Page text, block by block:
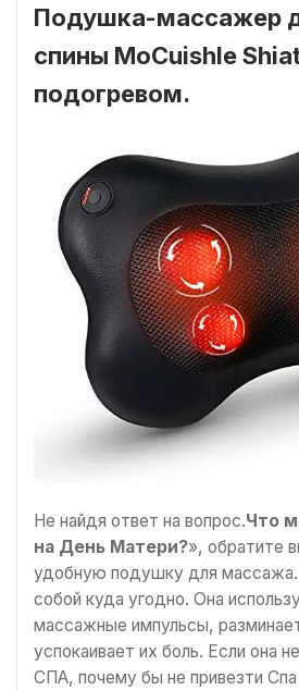
Подушка-массажер
спины MoCuishle
подогревом.
Не найдя ответ на вопрос.Что
на День Матери?», обратите
удобную подушку для
собой куда угодно. Она
массажные импульсы,
успокаивает их боль. Если она
СПА, почему бы не привезти Спа